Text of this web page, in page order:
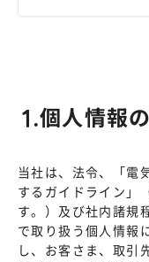
1.個人情報
当社は、法令、「電
するガイドライン」
す。）及び社内諸規
で取り扱う個人情報
し、お客さま、取引